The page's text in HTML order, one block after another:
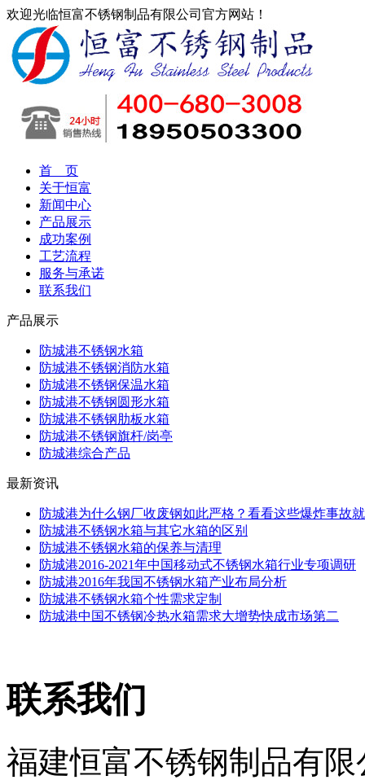
欢迎光临恒富不锈钢制品有限公司官方网站！
首 页
关于恒富
新闻中心
产品展示
成功案例
工艺流程
服务与承诺
联系我们
产品展示
防城港不锈钢水箱
防城港不锈钢消防水箱
防城港不锈钢保温水箱
防城港不锈钢圆形水箱
防城港不锈钢肋板水箱
防城港不锈钢旗杆/岗亭
防城港综合产品
最新资讯
防城港为什么钢厂收废钢如此严格？看看这些爆炸事故
防城港不锈钢水箱与其它水箱的区别
防城港不锈钢水箱的保养与清理
防城港2016-2021年中国移动式不锈钢水箱行业专项调研
防城港2016年我国不锈钢水箱产业布局分析
防城港不锈钢水箱个性需求定制
防城港中国不锈钢冷热水箱需求大增势快成市场第二
联系我们
福建恒富不锈钢制品有限